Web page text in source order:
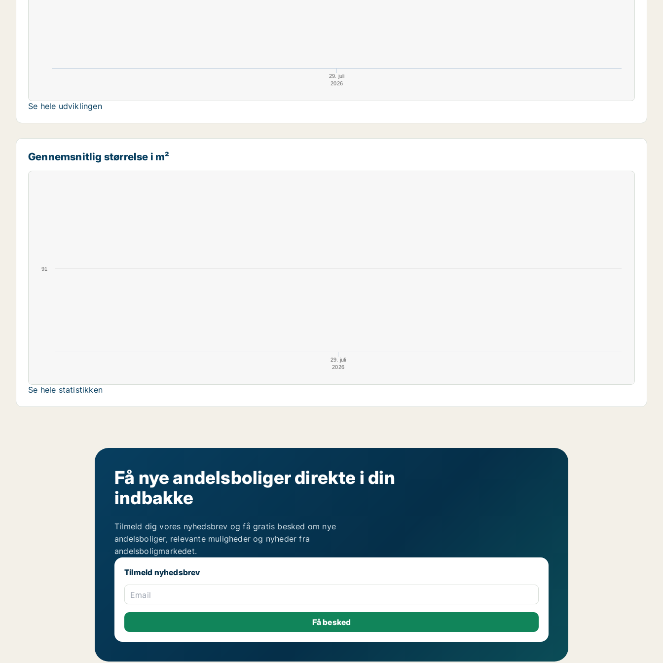
29. juli
2026
Se hele udviklingen
Gennemsnitlig størrelse i m²
29. juli
2026
91
Se hele statistikken
Få nye andelsboliger direkte i din
indbakke
Tilmeld dig vores nyhedsbrev og få gratis besked om nye
andelsboliger, relevante muligheder og nyheder fra
andelsboligmarkedet.
Tilmeld nyhedsbrev
Email